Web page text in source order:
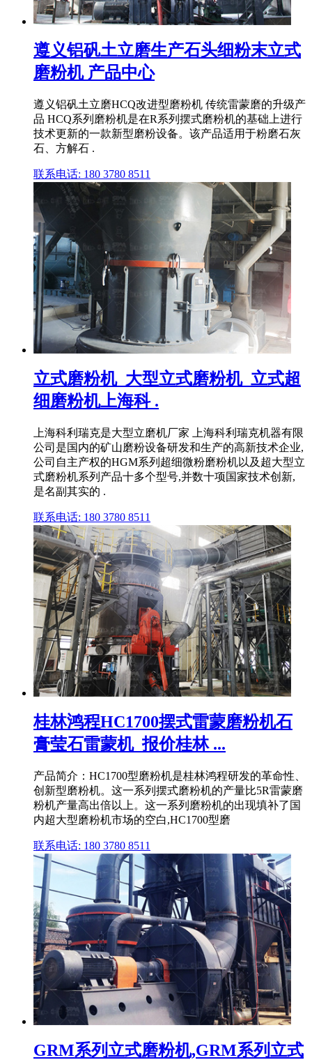
遵义铝矾土立磨生产石头细粉末立式
磨粉机 产品中心
遵义铝矾土立磨HCQ改进型磨粉机 传统雷蒙磨的升级产
品 HCQ系列磨粉机是在R系列摆式磨粉机的基础上进行
技术更新的一款新型磨粉设备。该产品适用于粉磨石灰
石、方解石 .
联系电话: 180 3780 8511
立式磨粉机_大型立式磨粉机_立式超
细磨粉机上海科 .
上海科利瑞克是大型立磨机厂家 上海科利瑞克机器有限
公司是国内的矿山磨粉设备研发和生产的高新技术企业,
公司自主产权的HGM系列超细微粉磨粉机以及超大型立
式磨粉机系列产品十多个型号,并数十项国家技术创新,
是名副其实的 .
联系电话: 180 3780 8511
桂林鸿程HC1700摆式雷蒙磨粉机石
膏莹石雷蒙机_报价桂林 ...
产品简介：HC1700型磨粉机是桂林鸿程研发的革命性、
创新型磨粉机。这一系列摆式磨粉机的产量比5R雷蒙磨
粉机产量高出倍以上。这一系列磨粉机的出现填补了国
内超大型磨粉机市场的空白,HC1700型磨
联系电话: 180 3780 8511
GRM系列立式磨粉机,GRM系列立式